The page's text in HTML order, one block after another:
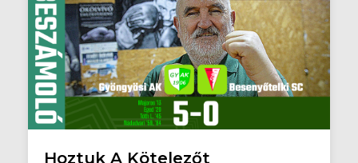
Hoztuk A Kötelezőt